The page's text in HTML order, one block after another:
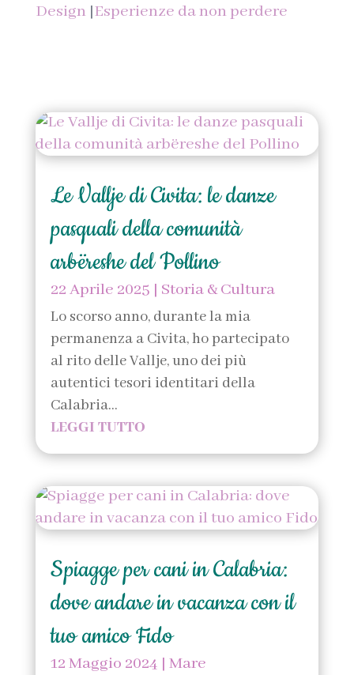
Design|Esperienze da non perdere
Le Vallje di Civita: le danze
pasquali della comunità
arbëreshe del Pollino
22 Aprile 2025 | Storia & Cultura
Lo scorso anno, durante la mia
permanenza a Civita, ho partecipato
al rito delle Vallje, uno dei più
autentici tesori identitari della
Calabria...
LEGGI TUTTO
Spiagge per cani in Calabria:
dove andare in vacanza con il
tuo amico Fido
12 Maggio 2024 | Mare